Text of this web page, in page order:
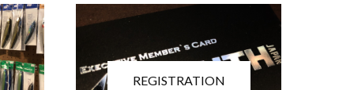
REGISTRATION